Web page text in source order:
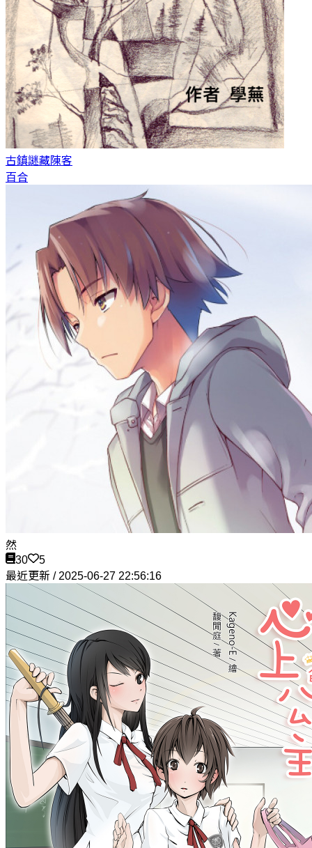
古鎮謎藏陳客
百合
然
30
5
最近更新 / 2025-06-27 22:56:16